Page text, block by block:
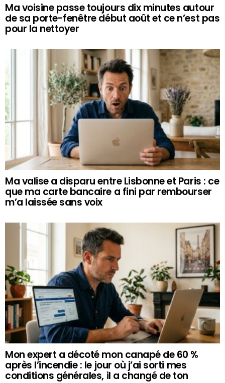
Ma voisine passe toujours dix minutes autour
de sa porte-fenêtre début août et ce n’est pas
pour la nettoyer
Ma valise a disparu entre Lisbonne et Paris : ce
que ma carte bancaire a fini par rembourser
m’a laissée sans voix
Mon expert a décoté mon canapé de 60 %
après l’incendie : le jour où j’ai sorti mes
conditions générales, il a changé de ton